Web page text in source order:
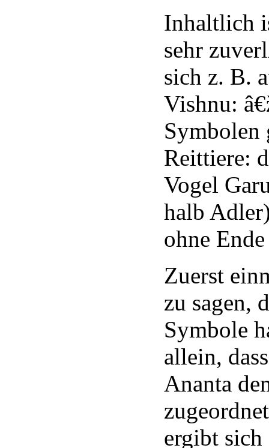
Inhaltlich
sehr
sich z. B.
Vishnu:
Symbolen
Reittiere:
Vogel
halb
ohne
Zuerst
zu sagen,
Symbole
allein,
Ananta
ergibt sich